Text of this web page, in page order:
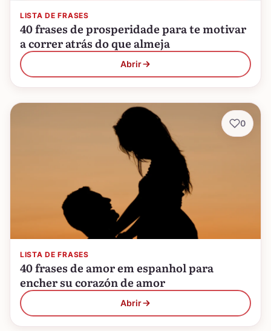
LISTA DE FRASES
40 frases de prosperidade para te motivar
a correr atrás do que almeja
Abrir
LISTA DE FRASES
40 frases de amor em espanhol para
encher su corazón de amor
Abrir
0